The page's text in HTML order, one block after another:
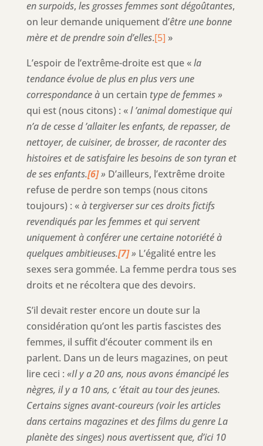
en surpoids, les grosses femmes sont dégoûtantes,
on leur demande uniquement d’être une bonne
mère et de prendre soin d’elles.[5] »
L’espoir de l’extrême-droite est que «la
tendance évolue de plus en plus vers une
correspondance à un certain type de femmes »
qui est (nous citons) : «l ’animal domestique qui
n’a de cesse d ’allaiter les enfants, de repasser, de
nettoyer, de cuisiner, de brosser, de raconter des
histoires et de satisfaire les besoins de son tyran et
de ses enfants.[6]» D’ailleurs, l’extrême droite
refuse de perdre son temps (nous citons
toujours) : «à tergiverser sur ces droits fictifs
revendiqués par les femmes et qui servent
uniquement à conférer une certaine notoriété à
quelques ambitieuses.[7]» L’égalité entre les
sexes sera gommée. La femme perdra tous ses
droits et ne récoltera que des devoirs.
S’il devait rester encore un doute sur la
considération qu’ont les partis fascistes des
femmes, il suffit d’écouter comment ils en
parlent. Dans un de leurs magazines, on peut
lire ceci : «Il y a 20 ans, nous avons émancipé les
nègres, il y a 10 ans, c ’était au tour des jeunes.
Certains signes avant-coureurs (voir les articles
dans certains magazines et des films du genre La
planète des singes) nous avertissent que, d’ici 10